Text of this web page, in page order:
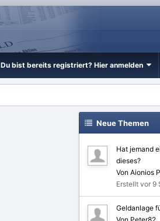
Du bist bereits registriert? Hier anmelden
Neue Themen
Hat jemand
dieses?
Von Aionios
Erstellt vor 9
Geldanlage